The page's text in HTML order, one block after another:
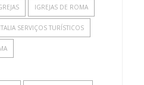
IGREJAS DE ROMA
ITALIA SERVIÇOS TURÍSTICOS